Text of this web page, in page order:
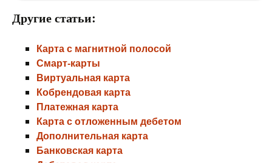
Другие статьи:
Карта с магнитной полосой
Смарт-карты
Виртуальная карта
Кобрендовая карта
Платежная карта
Карта с отложенным дебетом
Дополнительная карта
Банковская карта